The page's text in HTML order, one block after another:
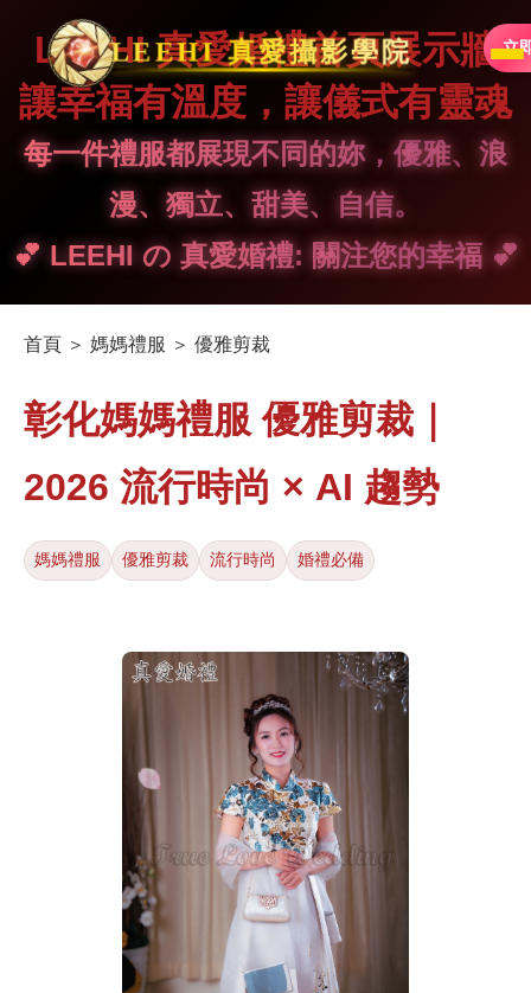
LEEHI 真愛攝影學院
LEEHI 真愛婚禮首頁展示牆
讓幸福有溫度，讓儀式有靈魂
每一件禮服都展現不同的妳，優雅、浪
漫、獨立、甜美、自信。
💕 LEEHI の 真愛婚禮: 關注您的幸福 💕
首頁 ＞ 媽媽禮服 ＞ 優雅剪裁
彰化媽媽禮服 優雅剪裁｜
2026 流行時尚 × AI 趨勢
媽媽禮服 優雅剪裁 流行時尚 婚禮必備
立